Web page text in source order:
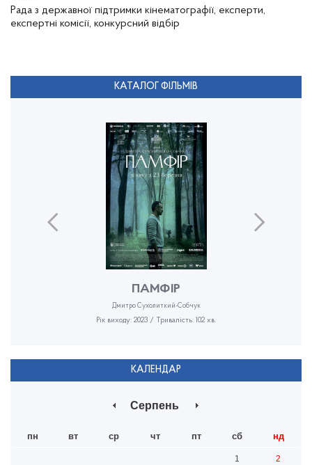
Рада з державної підтримки кінематографії, експерти,
експертні комісії, конкурсний відбір
КАТАЛОГ ФІЛЬМІВ
ПАМФІР
Дмитро Сухолиткий-Собчук
Рік виходу: 2023 / Тривалість: 102 хв.
КАЛЕНДАР
Серпень
пн вт ср чт пт сб нд
1 2